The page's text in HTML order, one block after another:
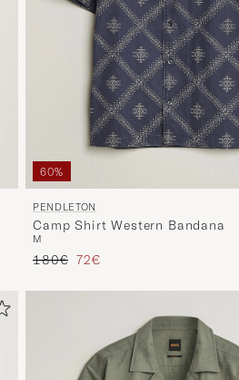
60%
PENDLETON
Camp Shirt Western Bandana
M
Tavallinen hinta
180€ Alennettu hinta
72€